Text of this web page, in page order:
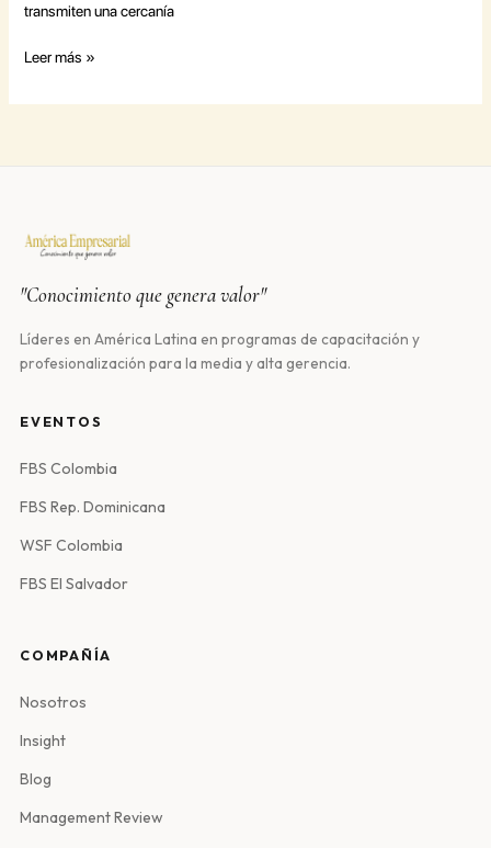
transmiten una cercanía
Leer más »
"Conocimiento que genera valor"
Líderes en América Latina en programas de capacitación y
profesionalización para la media y alta gerencia.
EVENTOS
FBS Colombia
FBS Rep. Dominicana
WSF Colombia
FBS El Salvador
COMPAÑÍA
Nosotros
Insight
Blog
Management Review